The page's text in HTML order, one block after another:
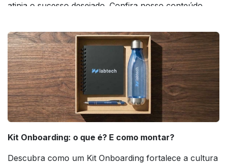
atinja o sucesso desejado. Confira nosso conteúdo
Kit Onboarding: o que é? E como montar?
Descubra como um Kit Onboarding fortalece a cultura